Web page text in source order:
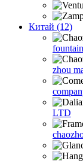
Китай (12)
zhou
LTD